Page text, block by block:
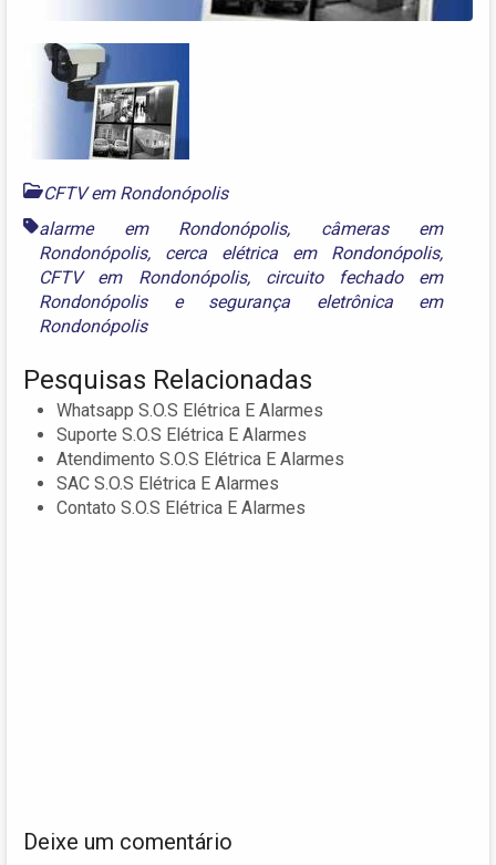
CFTV em Rondonópolis
alarme em Rondonópolis, câmeras em
Rondonópolis, cerca elétrica em Rondonópolis,
CFTV em Rondonópolis, circuito fechado em
Rondonópolise segurança eletrônica em
Rondonópolis
Pesquisas Relacionadas
Whatsapp S.O.S Elétrica E Alarmes
Suporte S.O.S Elétrica E Alarmes
Atendimento S.O.S Elétrica E Alarmes
SAC S.O.S Elétrica E Alarmes
Contato S.O.S Elétrica E Alarmes
Deixe um comentário